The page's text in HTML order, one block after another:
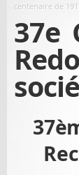
centenaire de
37e